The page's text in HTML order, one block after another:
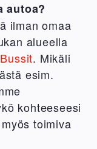
autoa?
ilman omaa
alueella
Bussit. Mikäli
esim.
kohteeseesi
toimiva